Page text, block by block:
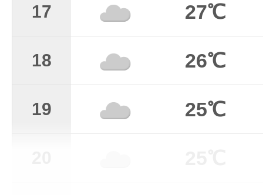
17 27℃
18 26℃
19 25℃